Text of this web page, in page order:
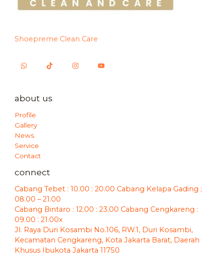
Shoepreme Clean Care
about us
Profile
Gallery
News
Service
Contact
connect
Cabang Tebet : 10.00 : 20.00 Cabang Kelapa Gading ;
08.00 – 21.00
Cabang Bintaro : 12.00 : 23.00 Cabang Cengkareng :
09.00 : 21.00x
Jl. Raya Duri Kosambi No.106, RW.1, Duri Kosambi,
Kecamatan Cengkareng, Kota Jakarta Barat, Daerah
Khusus Ibukota Jakarta 11750